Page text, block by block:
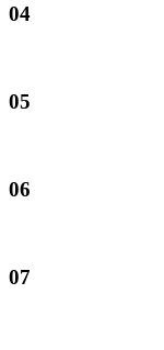
04
05
06
07